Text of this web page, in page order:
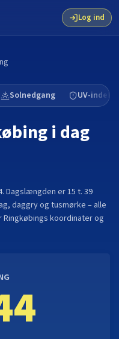
Log ind
Solnedgang UV-indeks
i dag
. Dagslængden er15 t. 39
daggry og tusmørke – alle
Ringkøbings koordinater og